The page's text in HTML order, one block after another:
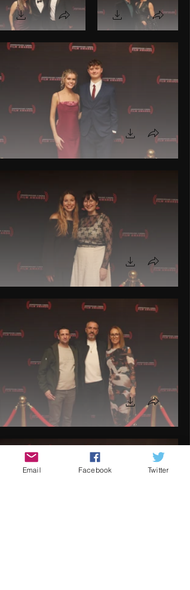
Email Facebook Twitter